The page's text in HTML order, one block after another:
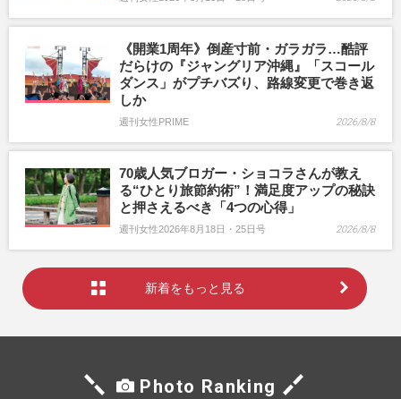
《開業1周年》倒産寸前・ガラガラ…酷評
だらけの『ジャングリア沖縄』「スコール
ダンス」がプチバズり、路線変更で巻き返
しか
週刊女性PRIME 2026/8/8
70歳人気ブロガー・ショコラさんが教え
る“ひとり旅節約術”！満足度アップの秘訣
と押さえるべき「4つの心得」
週刊女性2026年8月18日・25日号 2026/8/8
新着をもっと見る
Photo Ranking